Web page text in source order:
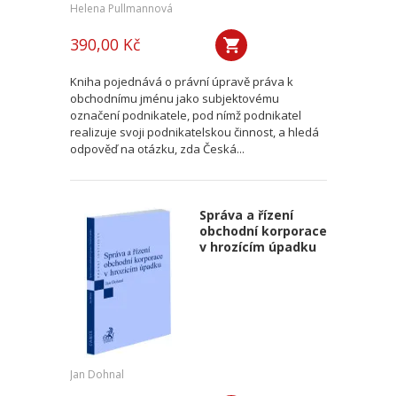
Helena Pullmannová
390,00 Kč
Kniha pojednává o právní úpravě práva k
obchodnímu jménu jako subjektovému
označení podnikatele, pod nímž podnikatel
realizuje svoji podnikatelskou činnost, a hledá
odpověď na otázku, zda Česká...
Správa a řízení
obchodní korporace
v hrozícím úpadku
Jan Dohnal